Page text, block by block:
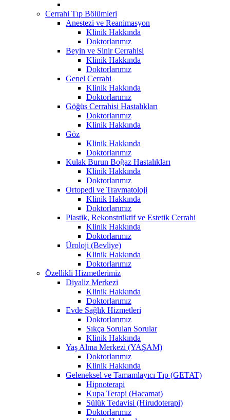
Cerrahi Tıp Bölümleri
Anestezi ve Reanimasyon
Klinik Hakkında
Doktorlarımız
Beyin ve Sinir Cerrahisi
Klinik Hakkında
Doktorlarımız
Genel Cerrahi
Klinik Hakkında
Doktorlarımız
Göğüs Cerrahisi Hastalıkları
Doktorlarımız
Klinik Hakkında
Göz
Klinik Hakkında
Doktorlarımız
Kulak Burun Boğaz Hastalıkları
Klinik Hakkında
Doktorlarımız
Ortopedi ve Travmatoloji
Klinik Hakkında
Doktorlarımız
Plastik, Rekonstrüktif ve Estetik Cerrahi
Klinik Hakkında
Doktorlarımız
Üroloji (Bevliye)
Klinik Hakkında
Doktorlarımız
Özellikli Hizmetlerimiz
Diyaliz Merkezi
Klinik Hakkında
Doktorlarımız
Evde Sağlık Hizmetleri
Doktorlarımız
Sıkça Sorulan Sorular
Klinik Hakkında
Yaş Alma Merkezi (YAŞAM)
Doktorlarımız
Klinik Hakkında
Geleneksel ve Tamamlayıcı Tıp (GETAT)
Hipnoterapi
Kupa Terapi (Hacamat)
Sülük Tedavisi (Hirudoterapi)
Doktorlarımız